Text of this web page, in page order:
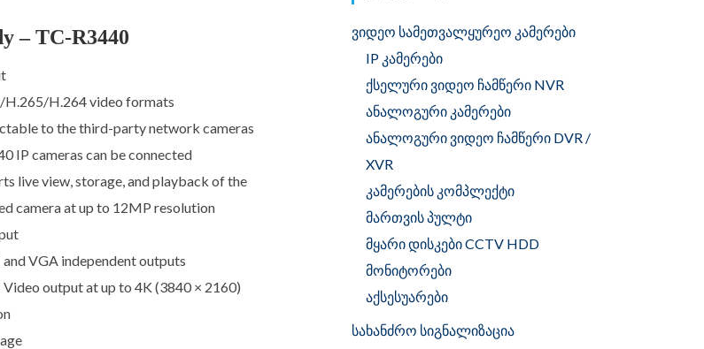
– TC-R3440
H.265/H.264 video formats
to the third-party network cameras
IP cameras can be connected
live view, storage, and playback of the
camera at up to 12MP resolution
VGA independent outputs
output at up to 4K (3840 × 2160)
ვიდეო სამეთვალყურეო კამერები
IP კამერები
ქსელური ვიდეო ჩამწერი NVR
ანალოგური კამერები
ანალოგური ვიდეო ჩამწერი DVR /
XVR
კამერების კომპლექტი
მართვის პულტი
მყარი დისკები CCTV HDD
მონიტორები
აქსესუარები
სახანძრო სიგნალიზაცია